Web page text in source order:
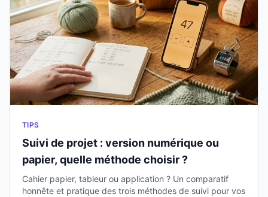
TIPS
Suivi de projet : version numérique ou
papier, quelle méthode choisir ?
Cahier papier, tableur ou application ? Un comparatif
honnête et pratique des trois méthodes de suivi pour vos